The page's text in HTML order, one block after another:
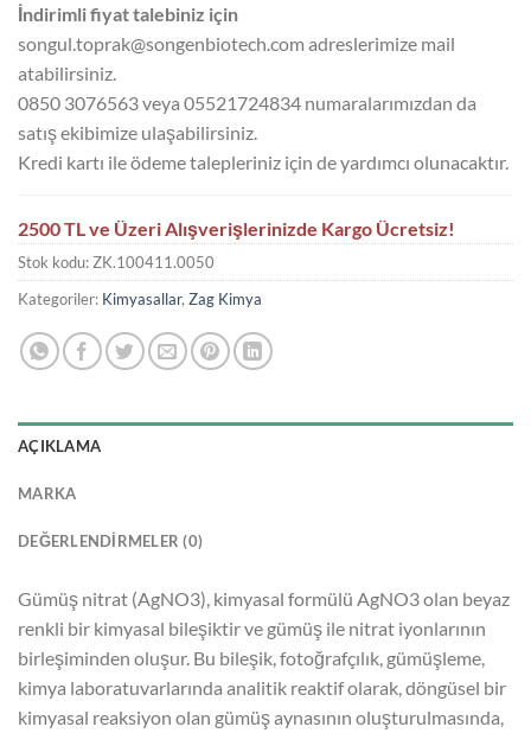
İndirimli fiyat talebiniz için
songul.toprak@songenbiotech.com adreslerimize mail
atabilirsiniz.
0850 3076563 veya 05521724834 numaralarımızdan da
satış ekibimize ulaşabilirsiniz.
Kredi kartı ile ödeme talepleriniz için de yardımcı olunacaktır.
2500 TL ve Üzeri Alışverişlerinizde Kargo Ücretsiz!
Stok kodu:ZK.100411.0050
Kategoriler: Kimyasallar, Zag Kimya
AÇIKLAMA
MARKA
DEĞERLENDIRMELER (0)
Gümüş nitrat (AgNO3), kimyasal formülü AgNO3 olan beyaz
renkli bir kimyasal bileşiktir ve gümüş ile nitrat iyonlarının
birleşiminden oluşur. Bu bileşik, fotoğrafçılık, gümüşleme,
kimya laboratuvarlarında analitik reaktif olarak, döngüsel bir
kimyasal reaksiyon olan gümüş aynasının oluşturulmasında,